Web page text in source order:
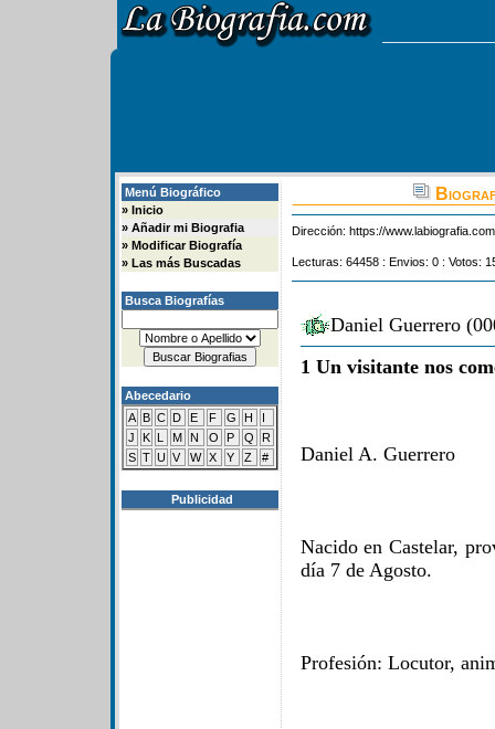
Menú Biográfico
» Inicio
» Añadir mi Biografia
» Modificar Biografía
» Las más Buscadas
Busca Biografías
Abecedario
A B C D E F G H
I
J
K L M N O P Q
R
S T U V W X Y Z #
Publicidad
Dirección: https://
Lecturas: 64458 : Envios: 0 : Votos:
Daniel Guerrero
1 Un visitante nos
Daniel A. Guerrero
Nacido en Castelar,
día 7 de Agosto.
Profesión: Locutor,